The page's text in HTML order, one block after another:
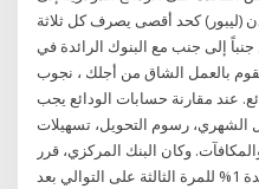
(ليبور) كحد أقصى يصرف كل ثلاثة
نعمل جنباً إلى جنب مع البنوك الرائدة في
نقوم بالعمل الشاق من أجلك ، نجوب
عند مقارنة حسابات الودائع يجب
الشهري، رسوم التحويل، تسهيلات
وكان البنك المركزي، قرر
منتصف الشهر الماضي خفض الفائدة 1% للمرة الثالثة على التوالي بعد